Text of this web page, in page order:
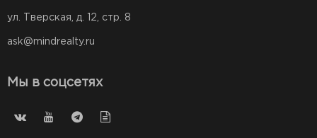
ул. Тверская, д. 12, стр. 8
ask@mindrealty.ru
Мы в соцсетях